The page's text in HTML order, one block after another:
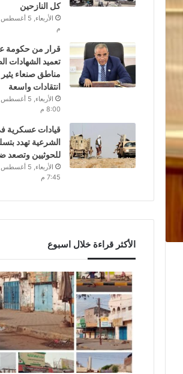
كل النازحين
م
قرار من حكومة
تعميد الشهادات
مناطق صنعاء
انتقادات واسعة
8:00 م
قيادات عسكرية
الشرعية تهدد
للحوثيين وتصعد
7:45 م
الأكثر قراءة خلال اسبوع